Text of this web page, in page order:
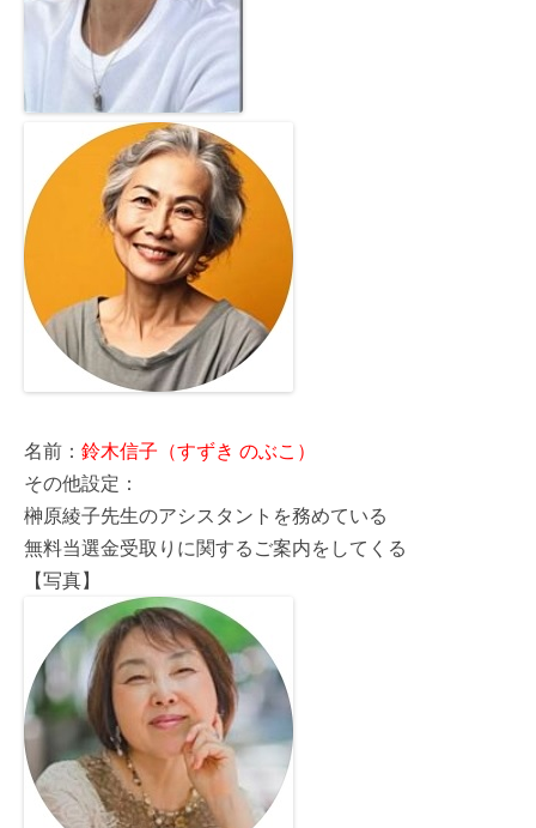
名前： 鈴木信子（すずき のぶこ）
その他設定：
榊原綾子先生のアシスタントを務めている
無料当選金受取りに関するご案内をしてくる
【写真】